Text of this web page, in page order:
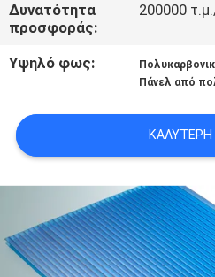
ΖΗΤΉΣΤΕ
ΈΝΑ
ΑΠΌΣΠΑΣΜΑ
SITEMAP
PRIVACY
POLICY
Δυνατότητα
προσφοράς:
200000
Υψηλό φως:
Πάνελ από
ΚΑΛΎΤΕΡΗ